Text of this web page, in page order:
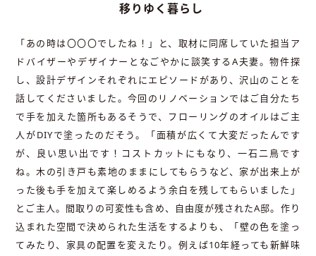
移りゆく暮らし
「あの時は〇〇〇でしたね！」と、取材に同席していた担当ア
ドバイザーやデザイナーとなごやかに談笑するA夫妻。物件探
し、設計デザインそれぞれにエピソードがあり、沢山のことを
話してくださいました。今回のリノベーションではご自分たち
で手を加えた箇所もあるそうで、フローリングのオイルはご主
人がDIYで塗ったのだそう。「面積が広くて大変だったんです
が、良い思い出です！コストカットにもなり、一石二鳥です
ね。木の引き戸も素地のままにしてもらうなど、家が出来上が
った後も手を加えて楽しめるよう余白を残してもらいました」
とご主人。間取りの可変性も含め、自由度が残されたA邸。作り
込まれた空間で決められた生活をするよりも、「壁の色を塗っ
てみたり、家具の配置を変えたり。例えば10年経っても新鮮味